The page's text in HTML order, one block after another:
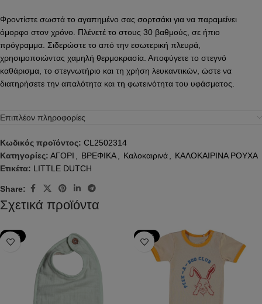
Φροντίστε σωστά το αγαπημένο σας σορτσάκι για να παραμείνει
όμορφο στον χρόνο. Πλένετέ το στους 30 βαθμούς, σε ήπιο
πρόγραμμα. Σιδερώστε το από την εσωτερική πλευρά,
χρησιμοποιώντας χαμηλή θερμοκρασία. Αποφύγετε το στεγνό
καθάρισμα, το στεγνωτήριο και τη χρήση λευκαντικών, ώστε να
διατηρήσετε την απαλότητα και τη φωτεινότητα του υφάσματος.
Επιπλέον πληροφορίες
Κωδικός προϊόντος: CL2502314
Κατηγορίες: ΑΓΟΡΙ , ΒΡΕΦΙΚΑ, Καλοκαιρινά, ΚΑΛΟΚΑΙΡΙΝΑ ΡΟΥΧΑ
Ετικέτα: LITTLE DUTCH
Share:
Σχετικά προϊόντα
-49% -50%